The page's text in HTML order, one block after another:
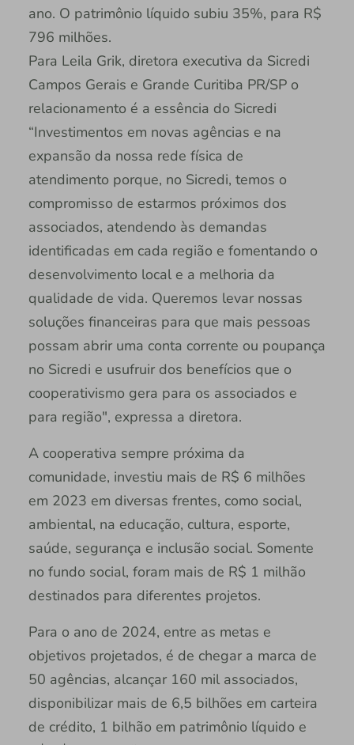
ano. O patrimônio líquido subiu 35%, para R$
796 milhões.
Para Leila Grik, diretora executiva da Sicredi
Campos Gerais e Grande Curitiba PR/SP o
relacionamento é a essência do Sicredi
“Investimentos em novas agências e na
expansão da nossa rede física de
atendimento porque, no Sicredi, temos o
compromisso de estarmos próximos dos
associados, atendendo às demandas
identificadas em cada região e fomentando o
desenvolvimento local e a melhoria da
qualidade de vida. Queremos levar nossas
soluções financeiras para que mais pessoas
possam abrir uma conta corrente ou poupança
no Sicredi e usufruir dos benefícios que o
cooperativismo gera para os associados e
para região", expressa a diretora.
A cooperativa sempre próxima da
comunidade, investiu mais de R$ 6 milhões
em 2023 em diversas frentes, como social,
ambiental, na educação, cultura, esporte,
saúde, segurança e inclusão social. Somente
no fundo social, foram mais de R$ 1 milhão
destinados para diferentes projetos.
Para o ano de 2024, entre as metas e
objetivos projetados, é de chegar a marca de
50 agências, alcançar 160 mil associados,
disponibilizar mais de 6,5 bilhões em carteira
de crédito, 1 bilhão em patrimônio líquido e